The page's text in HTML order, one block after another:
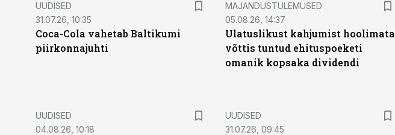
UUDISED
31.07.26, 10:35
Coca-Cola vahetab Baltikumi
piirkonnajuhti
MAJANDUSTULEMUSED
05.08.26, 14:37
Ulatuslikust kahjumist hoolimata
võttis tuntud ehituspoeketi
omanik kopsaka dividendi
UUDISED
04.08.26, 10:18
UUDISED
31.07.26, 09:45